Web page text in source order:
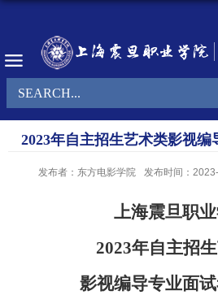
2023年自主招生艺术类影视编
发布者：东方电影学院 发布时间：
上海震旦职
2023年自主招
影视编导专业面试